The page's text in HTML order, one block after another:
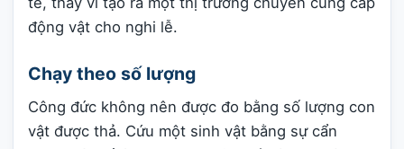
động vật cho nghi lễ.
Chạy theo số lượng
Công đức không nên được đo bằng số lượng con
vật được thả. Cứu một sinh vật bằng sự cẩn